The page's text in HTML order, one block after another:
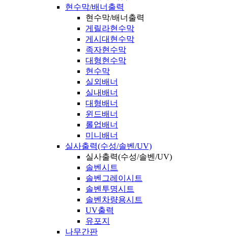
현수막/배너출력
현수막/배너출력
게릴라현수막
게시대현수막
족자현수막
대형현수막
현수막
실외배너
실내배너
대형배너
윈드배너
롤업배너
미니배너
실사출력(수성/솔벤/UV)
실사출력(수성/솔벤/UV)
솔벤시트
솔벤그레이시트
솔벤투명시트
솔벤차량용시트
UV출력
유포지
나무간판